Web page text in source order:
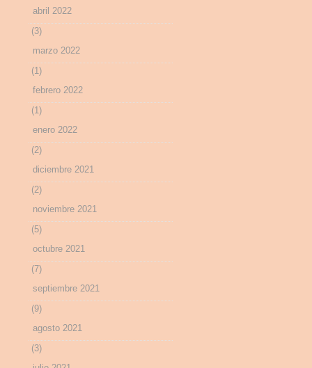
abril 2022
(3)
marzo 2022
(1)
febrero 2022
(1)
enero 2022
(2)
diciembre 2021
(2)
noviembre 2021
(5)
octubre 2021
(7)
septiembre 2021
(9)
agosto 2021
(3)